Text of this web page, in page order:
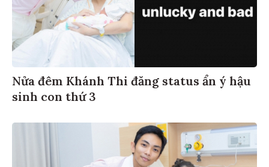
Nửa đêm Khánh Thi đăng status ẩn ý hậu
sinh con thứ 3